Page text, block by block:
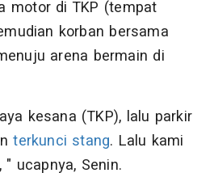
motor di TKP (tempat
korban bersama
arena bermain di
kesana (TKP), lalu parkir
terkunci stang. Lalu kami
ucapnya, Senin.